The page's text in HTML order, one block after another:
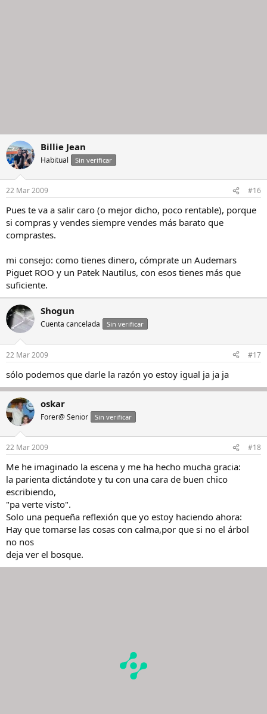
Billie Jean
Habitual Sin verificar
22 Mar 2009 #16
Pues te va a salir caro (o mejor dicho, poco rentable), porque
si compras y vendes siempre vendes más barato que
comprastes.
mi consejo: como tienes dinero, cómprate un Audemars
Piguet ROO y un Patek Nautilus, con esos tienes más que
suficiente.
Shogun
Cuenta cancelada Sin verificar
22 Mar 2009 #17
sólo podemos que darle la razón yo estoy igual ja ja ja
oskar
Forer@ Senior Sin verificar
22 Mar 2009 #18
Me he imaginado la escena y me ha hecho mucha gracia:
la parienta dictándote y tu con una cara de buen chico
escribiendo,
"pa verte visto".
Solo una pequeña reflexión que yo estoy haciendo ahora:
Hay que tomarse las cosas con calma,por que si no el árbol
no nos
deja ver el bosque.